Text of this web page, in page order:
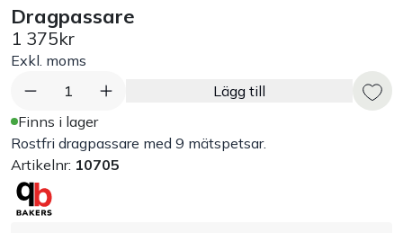
Arbetskläder
Plåtbyte
Dragpassare
1 375kr
Exkl. moms
1
Lägg till
Finns i lager
Rostfri dragpassare med 9 mätspetsar.
Artikelnr: 10705